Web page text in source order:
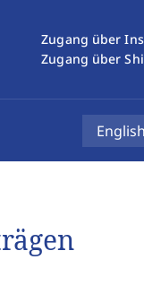
Zugang über
Zugang über
English